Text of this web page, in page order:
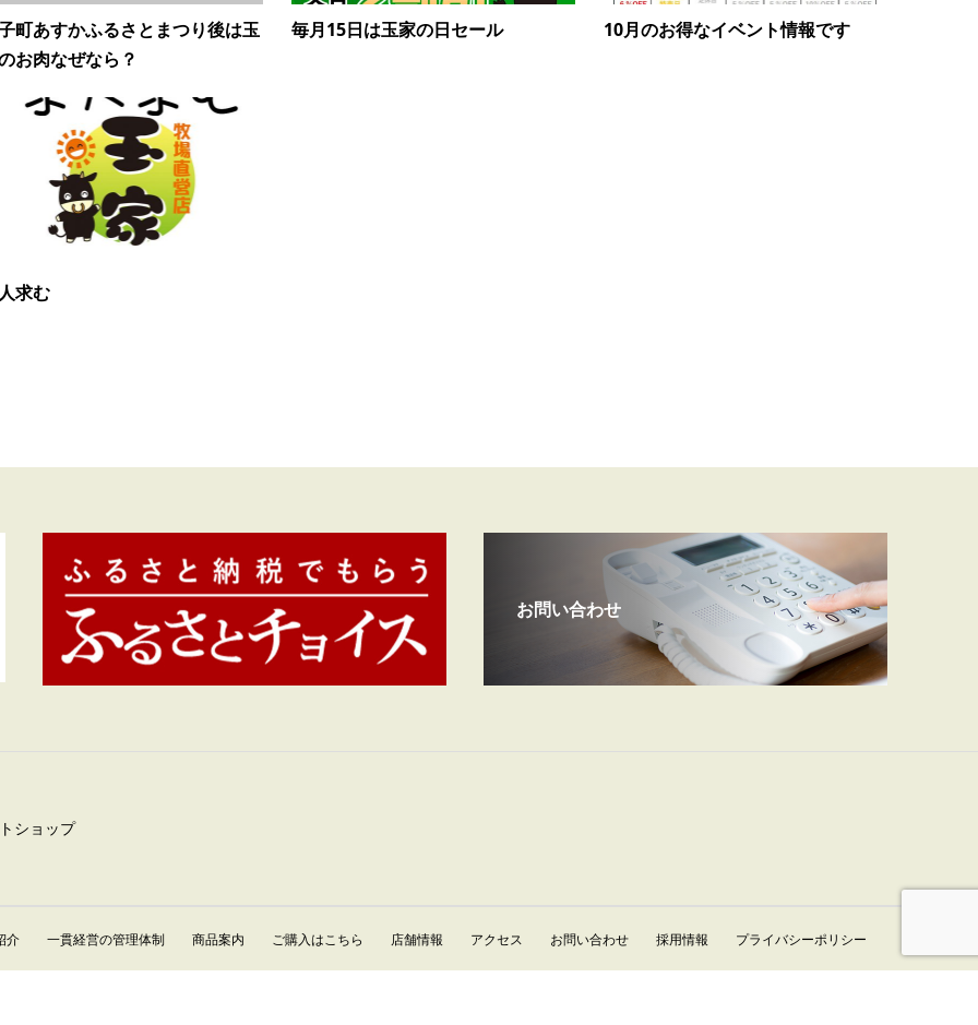
町あすかふるさとまつり後は玉
お肉なぜなら？
毎月15日は玉家の日セール 10月のお得なイベント情報です
求む
お問い合わせ
ショップ
介 一貫経営の管理体制 商品案内 ご購入はこちら 店舗情報 アクセス お問い合わせ 採用情報 プライバシーポリシー